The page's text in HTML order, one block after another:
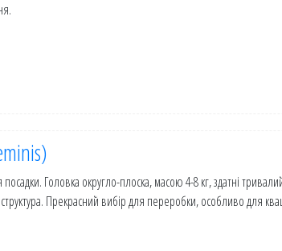
Головка округло-плоска, масою 4-8 кг, здатні
Прекрасний вибір для переробки, особливо для